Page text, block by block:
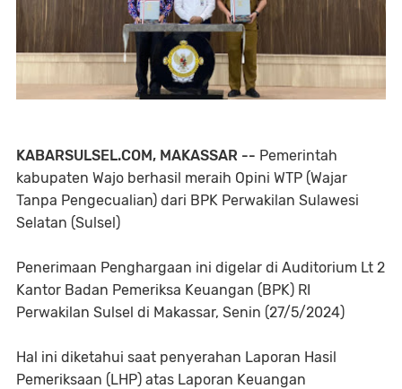
KABARSULSEL.COM, MAKASSAR -- Pemerintah
kabupaten Wajo berhasil meraih Opini WTP (Wajar
Tanpa Pengecualian) dari BPK Perwakilan Sulawesi
Selatan (Sulsel)
Penerimaan Penghargaan ini digelar di Auditorium Lt 2
Kantor Badan Pemeriksa Keuangan (BPK) RI
Perwakilan Sulsel di Makassar, Senin (27/5/2024)
Hal ini diketahui saat penyerahan Laporan Hasil
Pemeriksaan (LHP) atas Laporan Keuangan